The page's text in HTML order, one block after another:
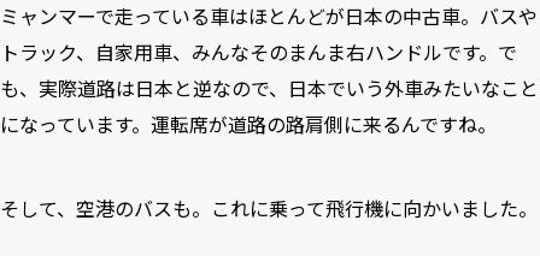
ミャンマーで走っている車はほとんどが日本の中古車。バスや
トラック、自家用車、みんなそのまんま右ハンドルです。で
も、実際道路は日本と逆なので、日本でいう外車みたいなこと
になっています。運転席が道路の路肩側に来るんですね。
そして、空港のバスも。これに乗って飛行機に向かいました。